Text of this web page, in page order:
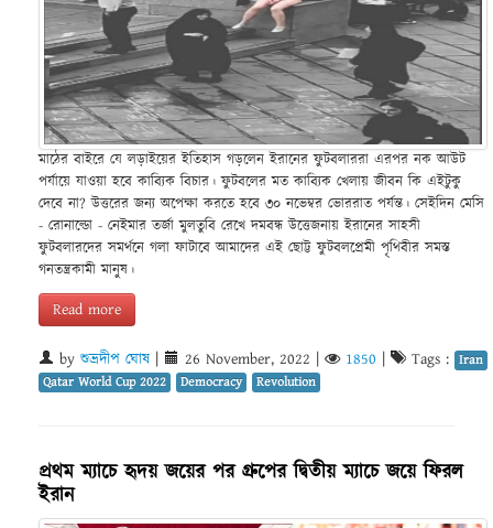
মাঠের বাইরে যে লড়াইয়ের ইতিহাস গড়লেন ইরানের ফুটবলাররা এরপর নক আউট
পর্যায়ে যাওয়া হবে কাব্যিক বিচার। ফুটবলের মত কাব্যিক খেলায় জীবন কি এইটুকু
দেবে না? উত্তরের জন্য অপেক্ষা করতে হবে ৩০ নভেম্বর ভোররাত পর্যন্ত। সেইদিন মেসি
- রোনাল্ডো - নেইমার তর্জা মুলতুবি রেখে দমবন্ধ উত্তেজনায় ইরানের সাহসী
ফুটবলারদের সমর্থনে গলা ফাটাবে আমাদের এই ছোট্ট ফুটবলপ্রেমী পৃথিবীর সমস্ত
গনতন্ত্রকামী মানুষ।
Read more
by শুভ্রদীপ ঘোষ | 26 November, 2022 | 1850 | Tags : Iran
Qatar World Cup 2022
Democracy Revolution
প্রথম ম্যাচে হৃদয় জয়ের পর গ্রুপের দ্বিতীয় ম্যাচে জয়ে ফিরল
ইরান